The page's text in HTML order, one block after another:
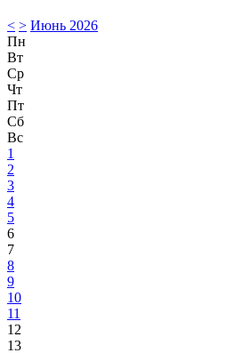
< > Июнь 2026
Пн
Вт
Ср
Чт
Пт
Сб
Вс
1
2
3
4
5
6
7
8
9
10
11
12
13